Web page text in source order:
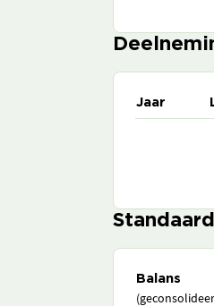
Jaar
Balans